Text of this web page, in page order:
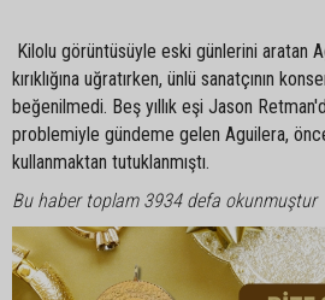
Kilolu görüntüsüyle eski günlerini aratan
kırıklığına uğratırken, ünlü sanatçının
beğenilmedi. Beş yıllık eşi Jason
problemiyle gündeme gelen Aguilera,
kullanmaktan tutuklanmıştı.
Bu haber toplam 3934 defa okunmuştur